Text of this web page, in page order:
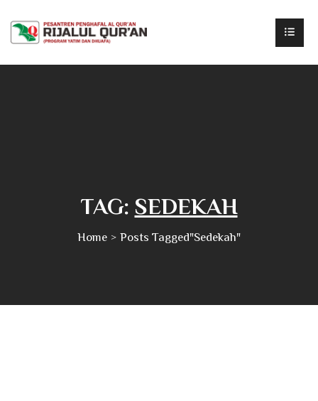
TAG: SEDEKAH
Home Posts Tagged"sedekah"